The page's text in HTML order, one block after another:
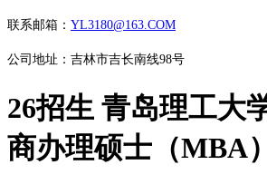
联系邮箱： YL3180@163.COM
公司地址：吉林市吉长南线98号
26招生 青岛理工大
商办理硕士（MBA